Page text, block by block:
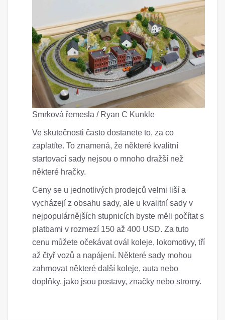
Smrková řemesla / Ryan C Kunkle
Ve skutečnosti často dostanete to, za co
zaplatíte. To znamená, že některé kvalitní
startovací sady nejsou o mnoho dražší než
některé hračky.
Ceny se u jednotlivých prodejců velmi liší a
vycházejí z obsahu sady, ale u kvalitní sady v
nejpopulárnějších stupnicích byste měli počítat s
platbami v rozmezí 150 až 400 USD. Za tuto
cenu můžete očekávat ovál koleje, lokomotivy, tří
až čtyř vozů a napájení. Některé sady mohou
zahrnovat některé další koleje, auta nebo
doplňky, jako jsou postavy, značky nebo stromy.